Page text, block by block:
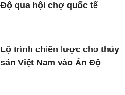
Độ qua hội chợ quốc tế
Lộ trình chiến lược cho thủy
sản Việt Nam vào Ấn Độ